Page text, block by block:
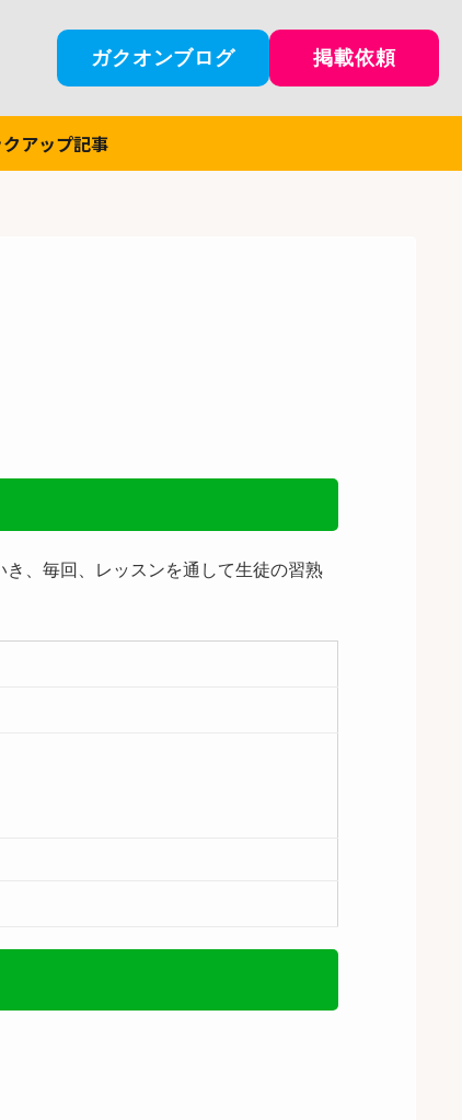
ガクオンブログ 掲載依頼
アップ記事
、毎回、レッスンを通して生徒の習熟